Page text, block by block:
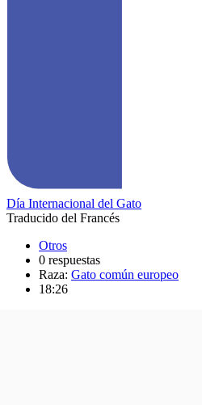
Día Internacional del Gato
Traducido del Francés
Otros
0 respuestas
Raza: Gato común europeo
18:26